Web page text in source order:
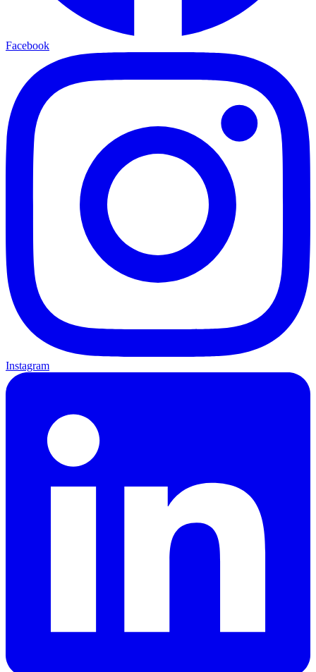
Facebook
Instagram